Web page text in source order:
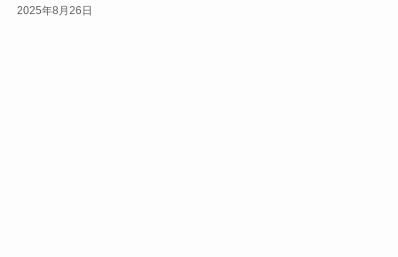
2025年8月26日